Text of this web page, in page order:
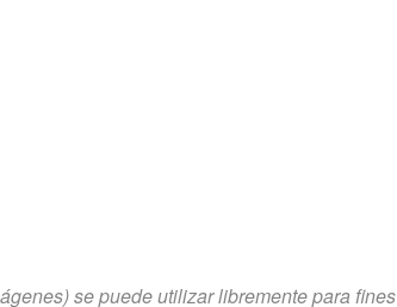
se puede utilizar libremente para fines